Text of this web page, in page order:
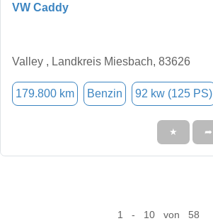
VW Caddy
Valley , Landkreis Miesbach, 83626
179.800 km Benzin 92 kw (125 PS)
★ ➦
1 - 10 von 58